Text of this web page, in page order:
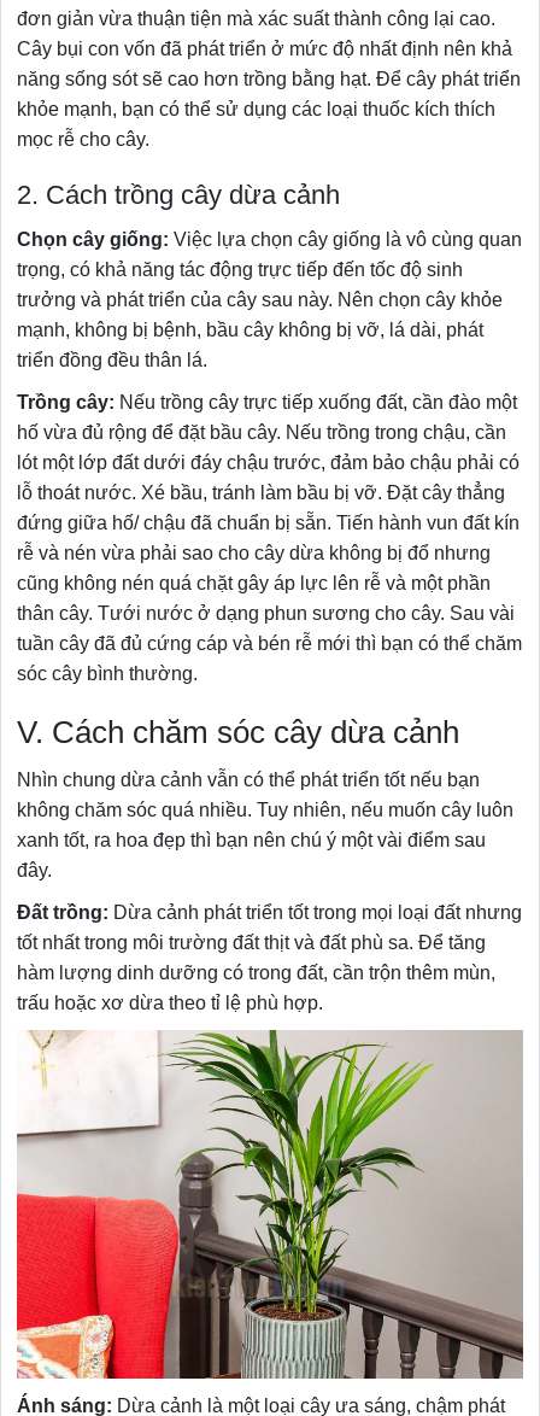
đơn giản vừa thuận tiện mà xác suất thành công lại cao.
Cây bụi con vốn đã phát triển ở mức độ nhất định nên khả
năng sống sót sẽ cao hơn trồng bằng hạt. Để cây phát triển
khỏe mạnh, bạn có thể sử dụng các loại thuốc kích thích
mọc rễ cho cây.
2. Cách trồng cây dừa cảnh
Chọn cây giống: Việc lựa chọn cây giống là vô cùng quan
trọng, có khả năng tác động trực tiếp đến tốc độ sinh
trưởng và phát triển của cây sau này. Nên chọn cây khỏe
mạnh, không bị bệnh, bầu cây không bị vỡ, lá dài, phát
triển đồng đều thân lá.
Trồng cây: Nếu trồng cây trực tiếp xuống đất, cần đào một
hố vừa đủ rộng để đặt bầu cây. Nếu trồng trong chậu, cần
lót một lớp đất dưới đáy chậu trước, đảm bảo chậu phải có
lỗ thoát nước. Xé bầu, tránh làm bầu bị vỡ. Đặt cây thẳng
đứng giữa hố/ chậu đã chuẩn bị sẵn. Tiến hành vun đất kín
rễ và nén vừa phải sao cho cây dừa không bị đổ nhưng
cũng không nén quá chặt gây áp lực lên rễ và một phần
thân cây. Tưới nước ở dạng phun sương cho cây. Sau vài
tuần cây đã đủ cứng cáp và bén rễ mới thì bạn có thể chăm
sóc cây bình thường.
V. Cách chăm sóc cây dừa cảnh
Nhìn chung dừa cảnh vẫn có thể phát triển tốt nếu bạn
không chăm sóc quá nhiều. Tuy nhiên, nếu muốn cây luôn
xanh tốt, ra hoa đẹp thì bạn nên chú ý một vài điểm sau
đây.
Đất trồng: Dừa cảnh phát triển tốt trong mọi loại đất nhưng
tốt nhất trong môi trường đất thịt và đất phù sa. Để tăng
hàm lượng dinh dưỡng có trong đất, cần trộn thêm mùn,
trấu hoặc xơ dừa theo tỉ lệ phù hợp.
Ánh sáng: Dừa cảnh là một loại cây ưa sáng, chậm phát